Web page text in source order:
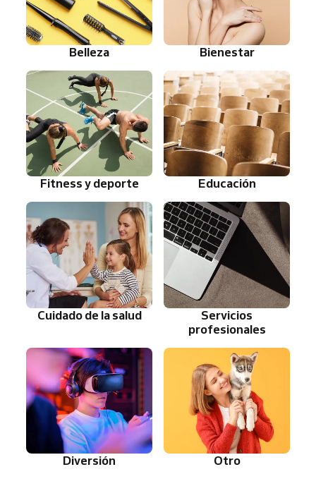
Belleza Bienestar
Fitness y deporte Educación
Cuidado de la salud
Servicios
profesionales
Diversión Otro